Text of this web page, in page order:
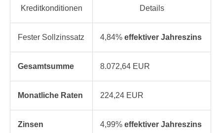
Kreditkonditionen Details
Fester Sollzinssatz 4,84% effektiver Jahreszins
Gesamtsumme 8.072,64 EUR
Monatliche Raten 224,24 EUR
Zinsen 4,99% effektiver Jahreszins